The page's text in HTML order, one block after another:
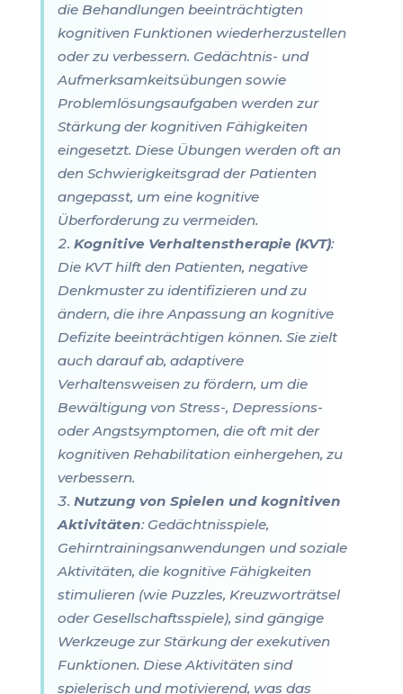
die Behandlungen beeinträchtigten
kognitiven Funktionen wiederherzustellen
oder zu verbessern. Gedächtnis- und
Aufmerksamkeitsübungen sowie
Problemlösungsaufgaben werden zur
Stärkung der kognitiven Fähigkeiten
eingesetzt. Diese Übungen werden oft an
den Schwierigkeitsgrad der Patienten
angepasst, um eine kognitive
Überforderung zu vermeiden.
Kognitive Verhaltenstherapie (KVT):
Die KVT hilft den Patienten, negative
Denkmuster zu identifizieren und zu
ändern, die ihre Anpassung an kognitive
Defizite beeinträchtigen können. Sie zielt
auch darauf ab, adaptivere
Verhaltensweisen zu fördern, um die
Bewältigung von Stress-, Depressions-
oder Angstsymptomen, die oft mit der
kognitiven Rehabilitation einhergehen, zu
verbessern.
Nutzung von Spielen und kognitiven
Aktivitäten: Gedächtnisspiele,
Gehirntrainingsanwendungen und soziale
Aktivitäten, die kognitive Fähigkeiten
stimulieren (wie Puzzles, Kreuzworträtsel
oder Gesellschaftsspiele), sind gängige
Werkzeuge zur Stärkung der exekutiven
Funktionen. Diese Aktivitäten sind
spielerisch und motivierend, was das